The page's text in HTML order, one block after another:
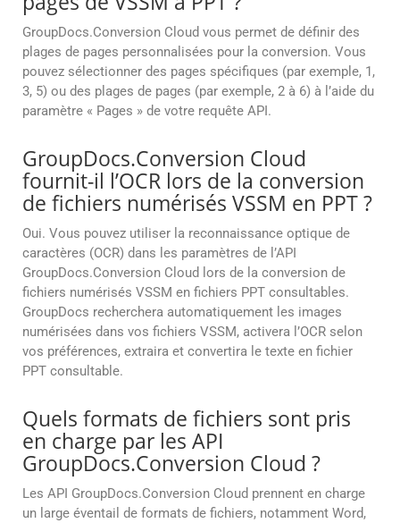
GroupDocs.Conversion Cloud vous permet de définir des
plages de pages personnalisées pour la conversion. Vous
pouvez sélectionner des pages spécifiques (par exemple, 1,
3, 5) ou des plages de pages (par exemple, 2 à 6) à l’aide du
paramètre « Pages » de votre requête API.
GroupDocs.Conversion Cloud
fournit-il l’OCR lors de la conversion
de fichiers numérisés VSSM en PPT ?
Oui. Vous pouvez utiliser la reconnaissance optique de
caractères (OCR) dans les paramètres de l’API
GroupDocs.Conversion Cloud lors de la conversion de
fichiers numérisés VSSM en fichiers PPT consultables.
GroupDocs recherchera automatiquement les images
numérisées dans vos fichiers VSSM, activera l’OCR selon
vos préférences, extraira et convertira le texte en fichier
PPT consultable.
Quels formats de fichiers sont pris
en charge par les API
GroupDocs.Conversion Cloud ?
Les API GroupDocs.Conversion Cloud prennent en charge
un large éventail de formats de fichiers, notamment Word,